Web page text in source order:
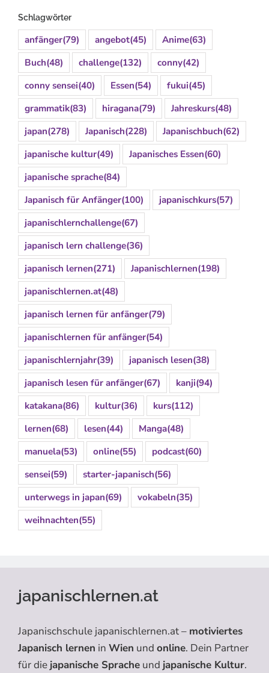
Schlagwörter
anfänger(79) angebot(45) Anime(63)
Buch(48) challenge(132) conny(42)
conny sensei(40) Essen(54) fukui(45)
grammatik(83) hiragana(79) Jahreskurs(48)
japan(278) Japanisch(228) Japanischbuch(62)
japanische kultur(49) Japanisches Essen(60)
japanische sprache(84)
Japanisch für Anfänger(100) japanischkurs(57)
japanischlernchallenge(67)
japanisch lern challenge(36)
japanisch lernen(271) Japanischlernen(198)
japanischlernen.at(48)
japanisch lernen für anfänger(79)
japanischlernen für anfänger(54)
japanischlernjahr(39) japanisch lesen(38)
japanisch lesen für anfänger(67) kanji(94)
katakana(86) kultur(36) kurs(112)
lernen(68) lesen(44) Manga(48)
manuela(53) online(55) podcast(60)
sensei(59) starter-japanisch(56)
unterwegs in japan(69) vokabeln(35)
weihnachten(55)
japanischlernen.at
Japanischschule japanischlernen.at – motiviertes
Japanisch lernen in Wien und online. Dein Partner
für die japanische Sprache und japanische Kultur.